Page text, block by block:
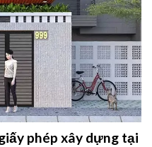
phép xây dựng tại